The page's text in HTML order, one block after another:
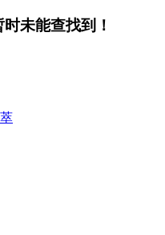
未能查找到！